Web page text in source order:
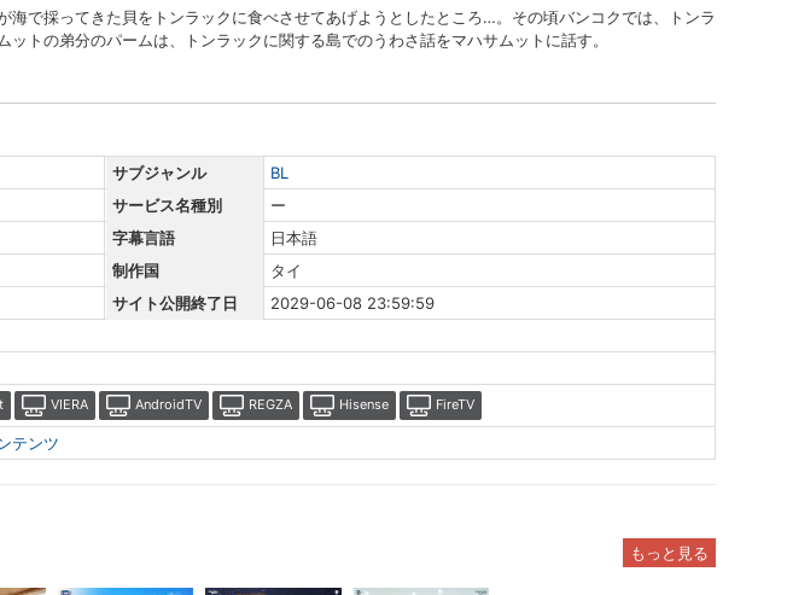
海で採ってきた貝をトンラックに食べさせてあげようとしたところ…。その頃バンコクでは、トンラ
トの弟分のパームは、トンラックに関する島でのうわさ話をマハサムットに話す。
サブジャンル
BL
サービス名種別
ー
字幕言語
日本語
制作国
タイ
サイト公開終了日
2029-06-08 23:59:59
VIERA AndroidTV REGZA Hisense FireTV
テンツ
もっと見る